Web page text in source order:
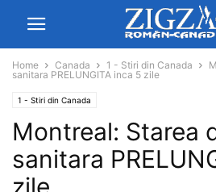
Home Canada 1 - Stiri din Canada
sanitara PRELUNGITA inca 5 zile
1 - Stiri din Canada
Montreal: Starea
sanitara